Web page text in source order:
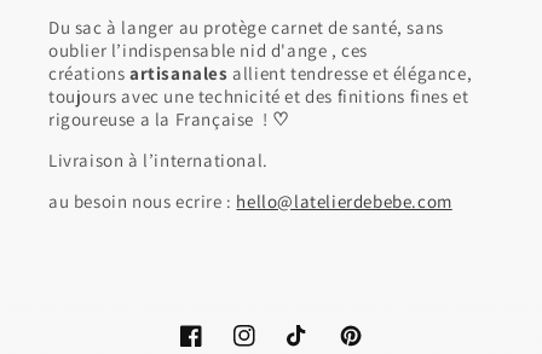
Du sac à langer au protège carnet de santé, sans
oublier l’indispensable nid d'ange , ces
créations artisanales allient tendresse et élégance,
toujours avec une technicité et des finitions fines et
rigoureuse a la Française ! ♡
Livraison à l’international.
au besoin nous ecrire : hello@latelierdebebe.com
FacebookInstagramTikTok Pinterest